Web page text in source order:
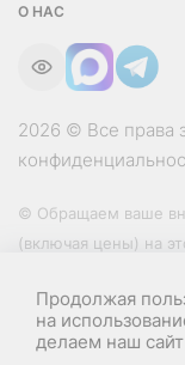
Продолжая
на
делаем наш
О НАС
2026 © Все права
© Обращаем ваше
(включая цены) на
условиях не
положениями